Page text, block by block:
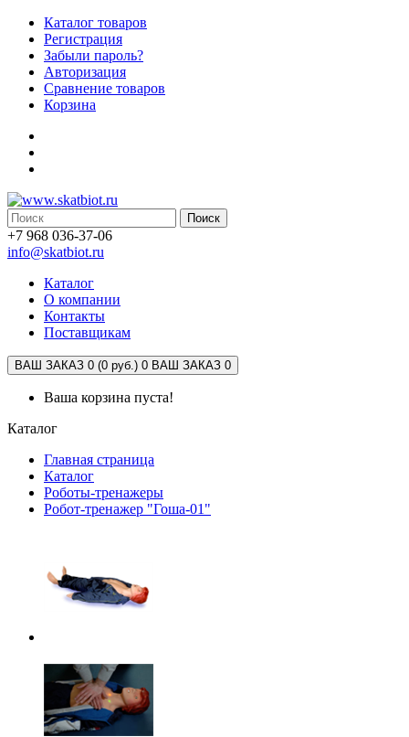
Каталог товаров
Регистрация
Забыли пароль?
Авторизация
Сравнение товаров
Корзина
Поиск
+7 968 036-37-06
info@skatbiot.ru
Каталог
О компании
Контакты
Поставщикам
ВАШ ЗАКАЗ 0 (0 руб.) 0 ВАШ ЗАКАЗ 0
Ваша корзина пуста!
Каталог
Главная страница
Каталог
Роботы-тренажеры
Робот-тренажер "Гоша-01"